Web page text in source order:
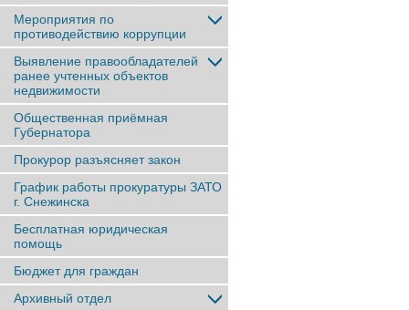
Мероприятия по
противодействию коррупции
Выявление правообладателей
ранее учтенныx объектов
недвижимости
Общественная приёмная
Губернатора
Прокурор разъясняет закон
График работы прокуратуры ЗАТО
г. Снежинска
Бесплатная юридическая
помощь
Бюджет для граждан
Архивный отдел